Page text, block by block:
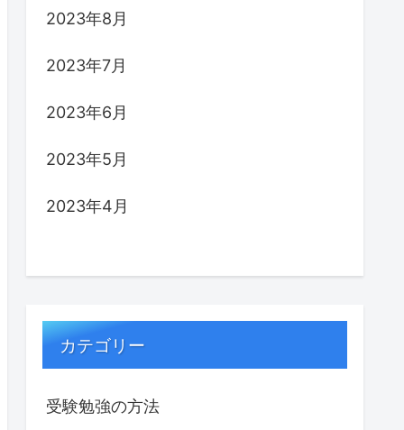
2023年8月
2023年7月
2023年6月
2023年5月
2023年4月
カテゴリー
受験勉強の方法